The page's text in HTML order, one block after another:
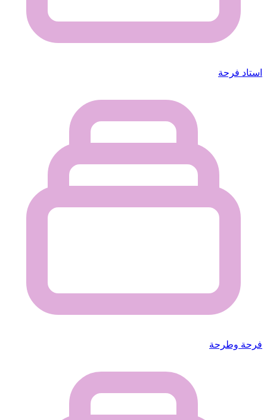
استاد فرحة
فرحة وطرحة